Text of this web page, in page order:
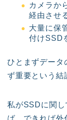
カメラか
経由させ
大量に保
付けSSD
ひとまずデータ
ず重要という結
私がSSDに関